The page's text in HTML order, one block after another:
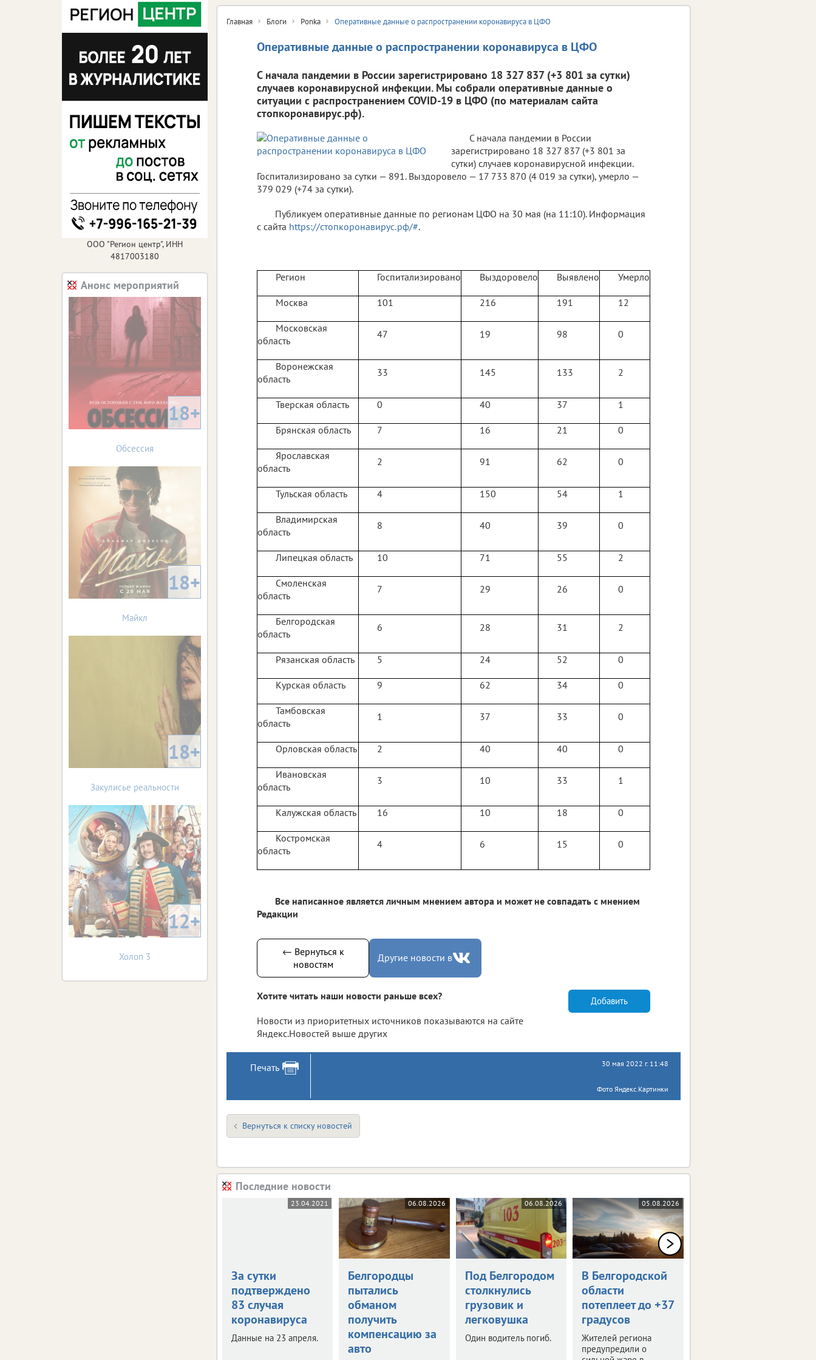
Главная Блоги Ponka Оперативные данные о распространении коронавируса в ЦФО
Оперативные данные о распространении коронавируса в ЦФО
С начала пандемии в России зарегистрировано 18 327 837 (+3 801 за сутки)
случаев коронавирусной инфекции. Мы собрали оперативные данные о
ситуации с распространением COVID-19 в ЦФО (по материалам сайта
стопкоронавирус.рф).
С начала пандемии в России
зарегистрировано 18 327 837 (+3 801 за
сутки) случаев коронавирусной инфекции.
Госпитализировано за сутки — 891. Выздоровело — 17 733 870 (4 019 за сутки), умерло —
379 029 (+74 за сутки).
Публикуем оперативные данные по регионам ЦФО на 30 мая (на 11:10). Информация
с сайта https://стопкоронавирус.рф/#.
Регион Госпитализировано Выздоровело Выявлено Умерло
Москва 101 216 191 12
Московская
область
47 19 98 0
Воронежская
область
33 145 133 2
Тверская область 0 40 37 1
Брянская область 7 16 21 0
Ярославская
область
2 91 62 0
Тульская область 4 150 54 1
Владимирская
область
8 40 39 0
Липецкая область 10 71 55 2
Смоленская
область
7 29 26 0
Белгородская
область
6 28 31 2
Рязанская область 5 24 52 0
Курская область 9 62 34 0
Тамбовская
область
1 37 33 0
Орловская область 2 40 40 0
Ивановская
область
3 10 33 1
Калужская область 16 10 18 0
Костромская
область
4 6 15 0
Все написанное является личным мнением автора и может не совпадать с мнением
Редакции
← Вернуться к
новостям
Другие новости в
Хотите читать наши новости раньше всех?
Новости из приоритетных источников показываются на сайте
Яндекс.Новостей выше других
Добавить
Печать 30 мая 2022 г. 11:48
Фото Яндекс.Картинки
Вернуться к списку новостей
Последние новости
23.04.2021
За сутки
подтверждено
83 случая
коронавируса
Данные на 23 апреля.
06.08.2026
Белгородцы
пытались
обманом
получить
компенсацию за
авто
06.08.2026
Под Белгородом
столкнулись
грузовик и
легковушка
Один водитель погиб.
05.08.2026
В Белгородской
области
потеплеет до +37
градусов
Жителей региона
предупредили о
ООО "Регион центр", ИНН
4817003180
Анонс мероприятий
18+
Обсессия
18+
Майкл
18+
Закулисье реальности
12+
Холоп 3